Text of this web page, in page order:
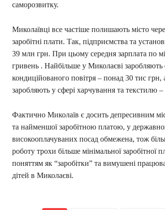
саморозвитку.
Миколаївці все частіше полишають місто
заробітні плати. Так, підприємства та
39 млн грн. При цьому середня зарплата по
гривень . Найбільше у Миколаєві заробляють
кондиційованого повітря – понад 30 тис
заробляють у сфері харчування та текстилю
Фактично Миколаїв є досить депресивним
та найменшої заробітною платою, у
високооплачуваних посад обмежена, тож
роботу трохи більше мінімальної
поняттям як “заробітки” та вимушені
дітей в Миколаєві.